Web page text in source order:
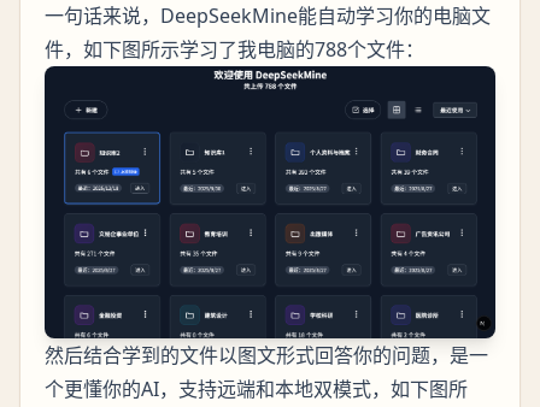
一句话来说，DeepSeekMine能自动学习你的电脑文
件，如下图所示学习了我电脑的788个文件：
然后结合学到的文件以图文形式回答你的问题，是一
个更懂你的AI，支持远端和本地双模式，如下图所